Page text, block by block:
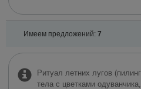
Имеем предложений: 7
Ритуал летних лугов (пилинг
тела с цветками одуванчика,